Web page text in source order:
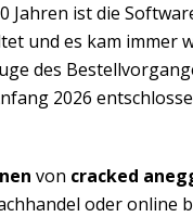
Jahren ist die
und es kam immer
des
2026
von cracked
oder online